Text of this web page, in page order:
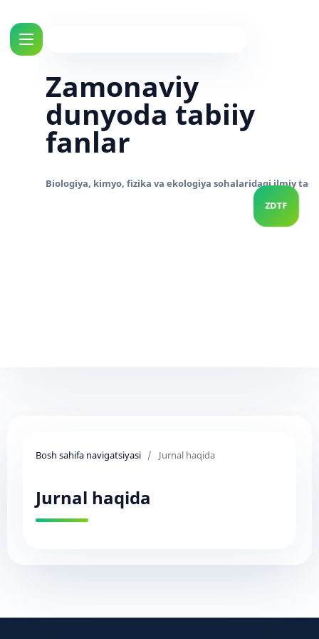
Zamonaviy
dunyoda tabiiy
fanlar
Bosh sahifa navigatsiyasi / Jurnal haqida
Jurnal haqida